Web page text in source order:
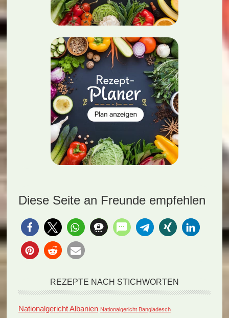
Diese Seite an Freunde empfehlen
REZEPTE NACH STICHWORTEN
Nationalgericht Albanien Nationalgericht Bangladesch